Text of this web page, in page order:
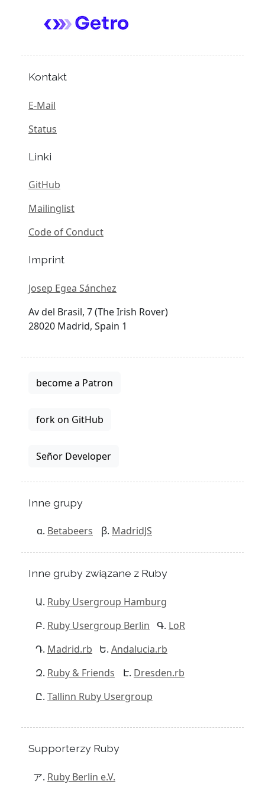
Kontakt
E-Mail
Status
Linki
GitHub
Mailinglist
Code of Conduct
Imprint
Josep Egea Sánchez
Av del Brasil, 7 (The Irish Rover)
28020 Madrid, Spain 1
become a Patron
fork on GitHub
Señor Developer
Inne grupy
Betabeers MadridJS
Inne gruby związane z Ruby
Ruby Usergroup Hamburg
Ruby Usergroup Berlin
LoR
Madrid.rb
Andalucia.rb
Ruby & Friends
Dresden.rb
Tallinn Ruby Usergroup
Supporterzy Ruby
Ruby Berlin e.V.